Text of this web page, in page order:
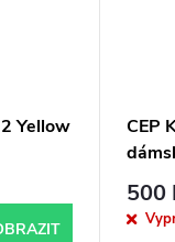
Yellow
CEP
500